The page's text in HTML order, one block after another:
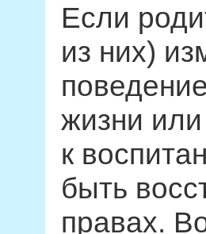
Если
из них)
жизни
к
быть
правах.